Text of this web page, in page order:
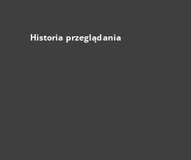
Historia przeglądania